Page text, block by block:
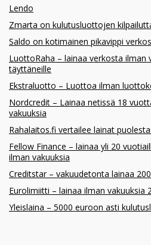
Lendo
Zmarta on kulutusluottojen
Saldo on kotimainen pikavippi
LuottoRaha – lainaa verkosta ilman
täyttäneille
Ekstraluotto – Luottoa ilman
Nordcredit – Lainaa netissä 18
vakuuksia
Rahalaitos.fi vertailee lainat
Fellow Finance – lainaa yli 20
ilman vakuuksia
Creditstar – vakuudetonta lainaa
Eurolimiitti – lainaa ilman vakuuksia
Yleislaina – 5000 euroon asti